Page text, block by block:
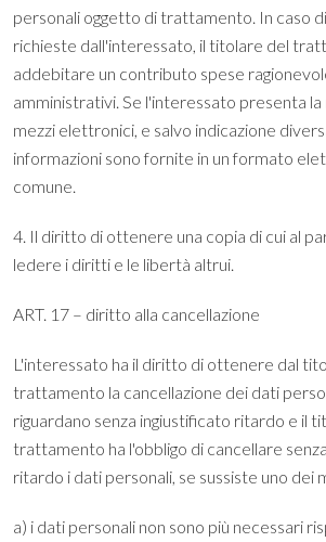
personali oggetto di trattamento. In caso
richieste dall'interessato, il titolare del
addebitare un contributo spese
amministrativi. Se l'interessato presenta
mezzi elettronici, e salvo indicazione
informazioni sono fornite in un formato
comune.
4. Il diritto di ottenere una copia di cui al
ledere i diritti e le libertà altrui.
ART. 17 – diritto alla cancellazione
L'interessato ha il diritto di ottenere dal
trattamento la cancellazione dei dati
riguardano senza ingiustificato ritardo e il
trattamento ha l'obbligo di cancellare
ritardo i dati personali, se sussiste uno dei
a) i dati personali non sono più necessari